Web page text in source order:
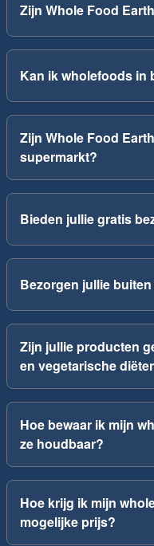
Zijn Whole Food
Kan ik wholefoods in
Zijn Whole Food
supermarkt?
Bieden jullie gratis
Bezorgen jullie
Zijn jullie producten
en vegetarische
Hoe bewaar ik mijn
ze houdbaar?
Hoe krijg ik mijn
mogelijke prijs?